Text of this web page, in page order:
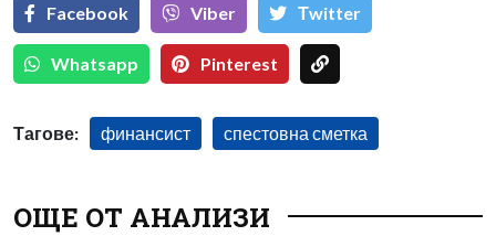
Facebook Viber Тwitter
Whatsapp Pinterest
Тагове: финансист спестовна сметка
ОЩЕ ОТ АНАЛИЗИ